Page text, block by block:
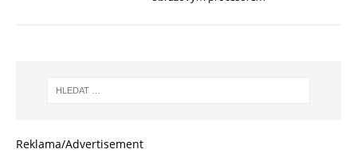
Reklama/Advertisement